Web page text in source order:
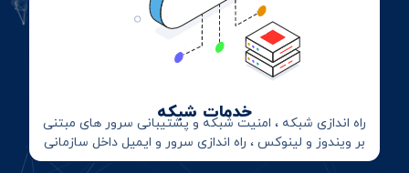
خدمات شبکه
راه اندازی شبکه ، امنیت شبکه و پشتیبانی سرور های مبتنی
بر ویندوز و لینوکس ، راه اندازی سرور و ایمیل داخل سازمانی